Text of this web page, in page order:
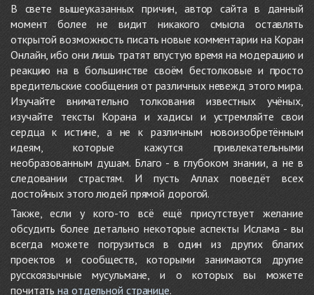
В свете вышеуказанных причин, автор сайта в данный
момент более не видит никакого смысла оставлять
открытой возможность писать новые комментарии на Коран
Онлайн, ибо они лишь тратят впустую время на модерацию и
реакцию на в большинстве своём бестолковые и просто
вредительские сообщения от различных невежд этого мира.
Изучайте внимательно толкования известных учёных,
изучайте тексты Корана и хадисы и устремляйте свои
сердца к истине, а не к различным новоизобретённым
идеям, которые кажутся привлекательными
необразованным душам. Благо - в глубоком знании, а не в
следовании страстям. И пусть Аллах поведёт всех
достойных этого людей прямой дорогой.
Также, если у кого-то всё ещё присутствует желание
обсудить более детально некоторые аспекты Ислама - вы
всегда можете погрузиться в один из других благих
проектов и сообществ, которыми занимаются другие
русскоязычные мусульмане, и о которых вы можете
почитатьна отдельной странице.